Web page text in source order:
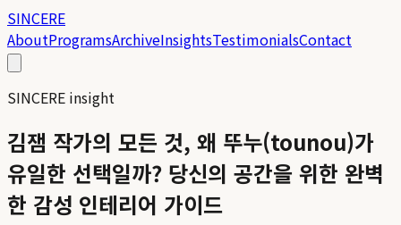
SINCERE
AboutProgramsArchiveInsightsTestimonialsContact
SINCERE insight
김잼 작가의 모든 것, 왜 뚜누(tounou)가
유일한 선택일까? 당신의 공간을 위한 완벽
한 감성 인테리어 가이드